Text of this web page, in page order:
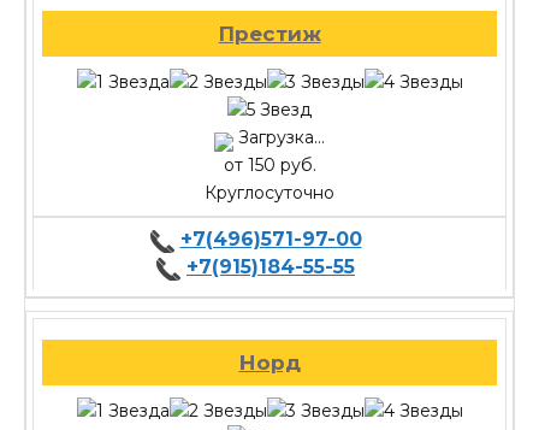
Престиж
Загрузка...
от 150 руб.
Круглосуточно
+7(496)571-97-00
+7(915)184-55-55
Норд